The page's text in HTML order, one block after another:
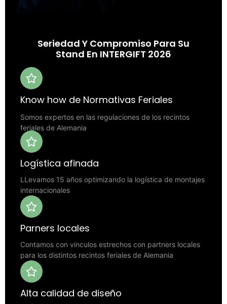
Seriedad Y Compromiso Para Su
Stand En INTERGIFT 2026
Know how de Normativas Feriales
Somos expertos en las regulaciones de los recintos
feriales de Alemania
Logística afinada
LLevamos 15 años optimizando la logística de montajes
internacionales
Parners locales
Contamos con vinculos estrechos con partners locales
para los distintos recintos feriales de Alemania
Alta calidad de diseño